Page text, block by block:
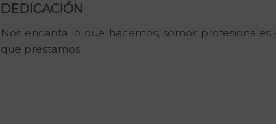
DEDICACIÓN
Nos encanta lo que hacemos, somos
que prestamos.